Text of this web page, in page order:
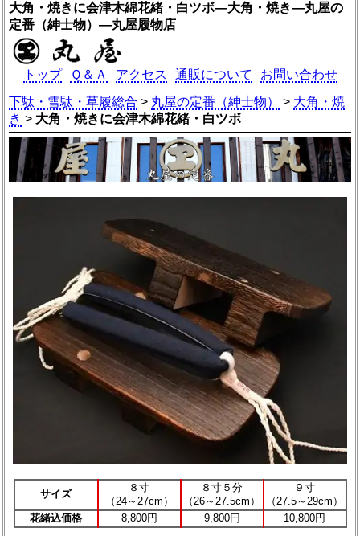
大角・焼きに会津木綿花緒・白ツボ―大角・焼き―丸屋の
定番（紳士物）―丸屋履物店
トップ Ｑ＆Ａ アクセス 通販について
お問い合わせ
下駄・雪駄・草履総合 > 丸屋の定番（紳士物） > 大角・焼
き > 大角・焼きに会津木綿花緒・白ツボ
サイズ
８寸
（24～27cm）
８寸５分
（26～27.5cm）
９寸
（27.5～29cm）
花緒込価格
8,800円 9,800円 10,800円